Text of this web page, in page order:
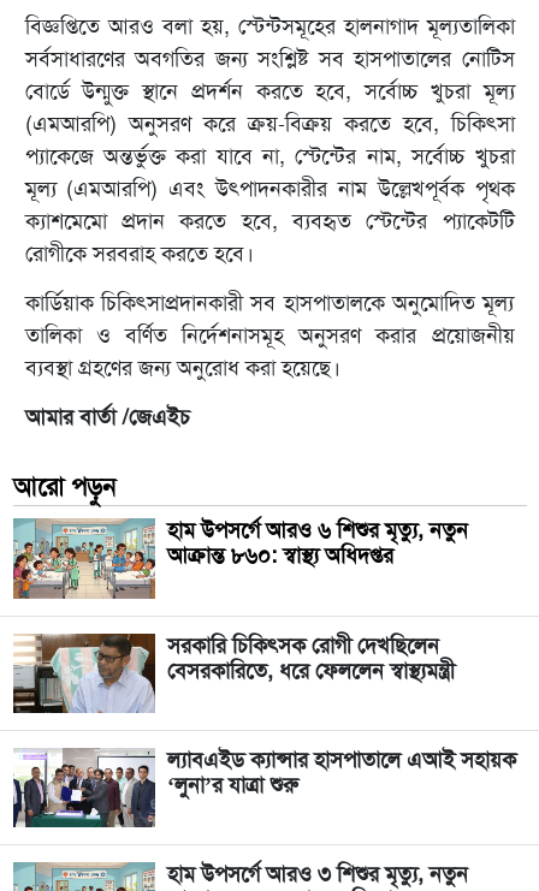
বিজ্ঞপ্তিতে আরও বলা হয়, স্টেন্টসমূহের হালনাগাদ মূল্যতালিকা
সর্বসাধারণের অবগতির জন্য সংশ্লিষ্ট সব হাসপাতালের নোটিস
বোর্ডে উন্মুক্ত স্থানে প্রদর্শন করতে হবে, সর্বোচ্চ খুচরা মূল্য
(এমআরপি) অনুসরণ করে ক্রয়-বিক্রয় করতে হবে, চিকিৎসা
প্যাকেজে অন্তর্ভুক্ত করা যাবে না, স্টেন্টের নাম, সর্বোচ্চ খুচরা
মূল্য (এমআরপি) এবং উৎপাদনকারীর নাম উল্লেখপূর্বক পৃথক
ক্যাশমেমো প্রদান করতে হবে, ব্যবহৃত স্টেন্টের প্যাকেটটি
রোগীকে সরবরাহ করতে হবে।
কার্ডিয়াক চিকিৎসাপ্রদানকারী সব হাসপাতালকে অনুমোদিত মূল্য
তালিকা ও বর্ণিত নির্দেশনাসমূহ অনুসরণ করার প্রয়োজনীয়
ব্যবস্থা গ্রহণের জন্য অনুরোধ করা হয়েছে।
আমার বার্তা /জেএইচ
আরো পড়ুন
হাম উপসর্গে আরও ৬ শিশুর মৃত্যু, নতুন
আক্রান্ত ৮৬০: স্বাস্থ্য অধিদপ্তর
সরকারি চিকিৎসক রোগী দেখছিলেন
বেসরকারিতে, ধরে ফেললেন স্বাস্থ্যমন্ত্রী
ল্যাবএইড ক্যান্সার হাসপাতালে এআই সহায়ক
‘লুনা’র যাত্রা শুরু
হাম উপসর্গে আরও ৩ শিশুর মৃত্যু, নতুন